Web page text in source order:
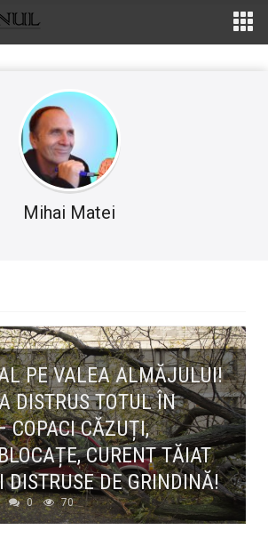
Mihai Matei
PE VALEA ALMĂJULUI!
DISTRUS TOTUL ÎN
COPACI CĂZUȚI,
CURENT TĂIAT
DISTRUSE DE GRINDINĂ!
0 70